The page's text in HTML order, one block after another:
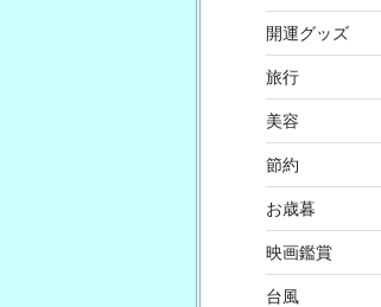
開運グッズ
旅行
美容
節約
お歳暮
映画鑑賞
台風